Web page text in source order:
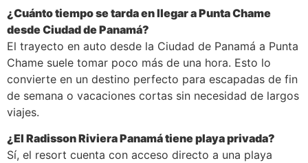
¿Cuánto tiempo se tarda en llegar a Punta Chame
desde Ciudad de Panamá?
El trayecto en auto desde la Ciudad de Panamá a Punta
Chame suele tomar poco más de una hora. Esto lo
convierte en un destino perfecto para escapadas de fin
de semana o vacaciones cortas sin necesidad de largos
viajes.
¿El Radisson Riviera Panamá tiene playa privada?
Sí, el resort cuenta con acceso directo a una playa